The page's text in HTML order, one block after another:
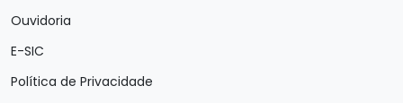
Ouvidoria
E-SIC
Política de Privacidade